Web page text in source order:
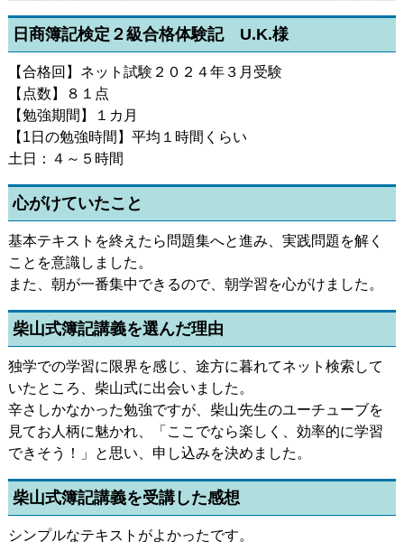
日商簿記検定２級合格体験記 U.K.様
【合格回】ネット試験２０２４年３月受験
【点数】８１点
【勉強期間】１カ月
【1日の勉強時間】平均１時間くらい
土日：４～５時間
心がけていたこと
基本テキストを終えたら問題集へと進み、実践問題を解く
ことを意識しました。
また、朝が一番集中できるので、朝学習を心がけました。
柴山式簿記講義を選んだ理由
独学での学習に限界を感じ、途方に暮れてネット検索して
いたところ、柴山式に出会いました。
辛さしかなかった勉強ですが、柴山先生のユーチューブを
見てお人柄に魅かれ、「ここでなら楽しく、効率的に学習
できそう！」と思い、申し込みを決めました。
柴山式簿記講義を受講した感想
シンプルなテキストがよかったです。